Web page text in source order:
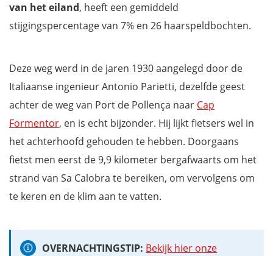
van het eiland, heeft een gemiddeld
stijgingspercentage van 7% en 26 haarspeldbochten.
Deze weg werd in de jaren 1930 aangelegd door de
Italiaanse ingenieur Antonio Parietti, dezelfde geest
achter de weg van Port de Pollença naar Cap
Formentor, en is echt bijzonder. Hij lijkt fietsers wel in
het achterhoofd gehouden te hebben. Doorgaans
fietst men eerst de 9,9 kilometer bergafwaarts om het
strand van Sa Calobra te bereiken, om vervolgens om
te keren en de klim aan te vatten.
OVERNACHTINGSTIP: Bekijk hier onze